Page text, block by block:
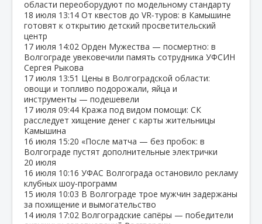
области переоборудуют по модельному стандарту
18 июля 13:14 От квестов до VR‑туров: в Камышине
готовят к открытию детский просветительский
центр
17 июля 14:02 Орден Мужества — посмертно: в
Волгограде увековечили память сотрудника УФСИН
Сергея Рыкова
17 июля 13:51 Цены в Волгоградской области:
овощи и топливо подорожали, яйца и
инструменты — подешевели
17 июля 09:44 Кража под видом помощи: СК
расследует хищение денег с карты жительницы
Камышина
16 июля 15:20 «После матча — без пробок: в
Волгограде пустят дополнительные электрички
20 июля
16 июля 10:16 УФАС Волгограда остановило рекламу
клубных шоу‑программ
15 июля 10:03 В Волгограде трое мужчин задержаны
за похищение и вымогательство
14 июля 17:02 Волгоградские сапёры — победители